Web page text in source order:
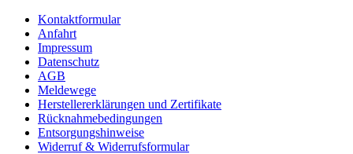
Kontaktformular
Anfahrt
Impressum
Datenschutz
AGB
Meldewege
Herstellererklärungen und Zertifikate
Rücknahmebedingungen
Entsorgungshinweise
Widerruf & Widerrufsformular